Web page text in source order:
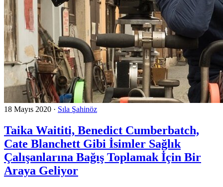
18 Mayıs 2020 · Sıla Şahinöz
Taika Waititi, Benedict Cumberbatch,
Cate Blanchett Gibi İsimler Sağlık
Çalışanlarına Bağış Toplamak İçin Bir
Araya Geliyor